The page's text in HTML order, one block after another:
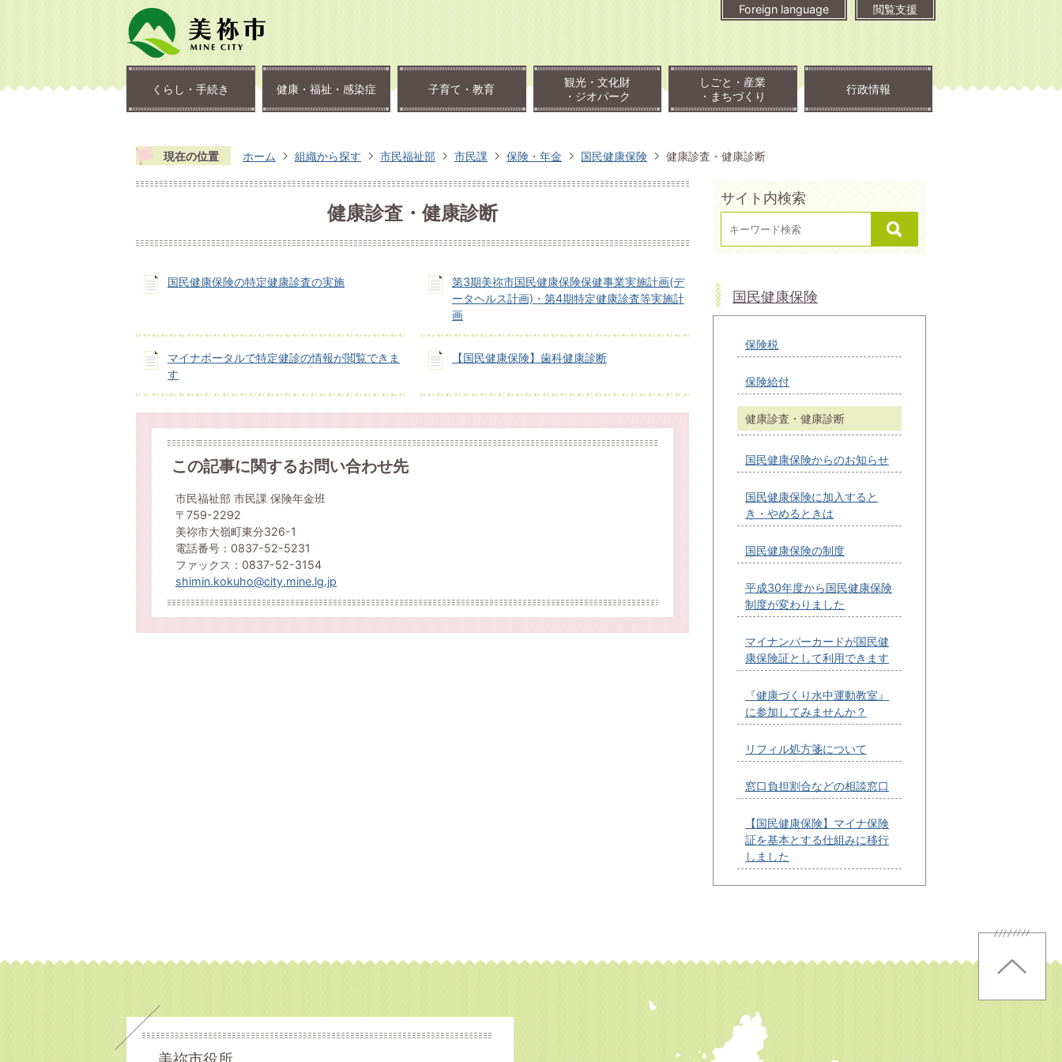
Foreign language 閲覧支援
くらし・手続き 健康・福祉・感染症 子育て・教育
観光・文化財
・ジオパーク
しごと・産業
・まちづくり
行政情報
現在の位置 ホーム 組織から探す 市民福祉部 市民課 保険・年金 国民健康保険 健康診査・健康診断
健康診査・健康診断
国民健康保険の特定健康診査の実施
第3期美祢市国民健康保険保健事業実施計画(デ
ータヘルス計画)・第4期特定健康診査等実施計
画
マイナポータルで特定健診の情報が閲覧できま
す
【国民健康保険】歯科健康診断
この記事に関するお問い合わせ先
市民福祉部 市民課 保険年金班
〒759-2292
美祢市大嶺町東分326-1
電話番号：0837-52-5231
ファックス：0837-52-3154
shimin.kokuho@city.mine.lg.jp
サイト内検索
国民健康保険
保険税
保険給付
健康診査・健康診断
国民健康保険からのお知らせ
国民健康保険に加入すると
き・やめるときは
国民健康保険の制度
平成30年度から国民健康保険
制度が変わりました
マイナンバーカードが国民健
康保険証として利用できます
『健康づくり水中運動教室』
に参加してみませんか？
リフィル処方箋について
窓口負担割合などの相談窓口
【国民健康保険】マイナ保険
証を基本とする仕組みに移行
しました